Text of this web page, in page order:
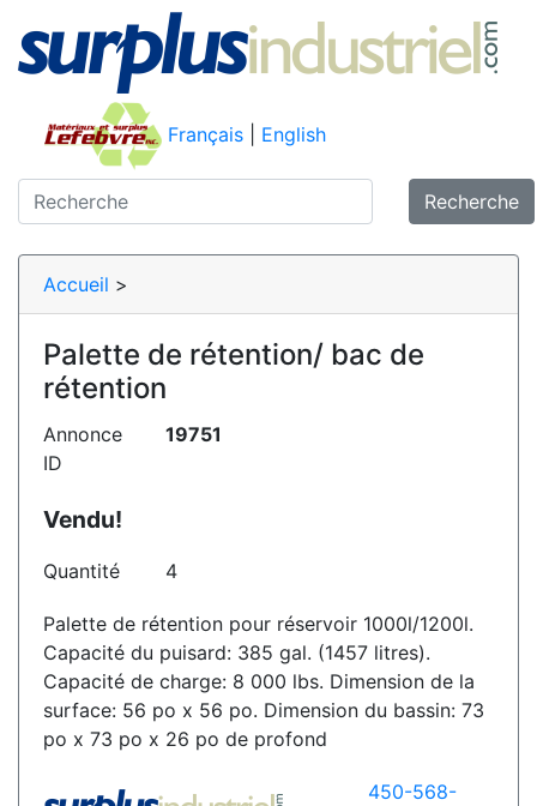
Français English
Recherche
Accueil >
Palette de rétention/ bac de
rétention
Annonce
ID
19751
Vendu!
Quantité 4
Palette de rétention pour réservoir 1000l/1200l.
Capacité du puisard: 385 gal. (1457 litres).
Capacité de charge: 8 000 lbs. Dimension de la
surface: 56 po x 56 po. Dimension du bassin: 73
po x 73 po x 26 po de profond
450-568-